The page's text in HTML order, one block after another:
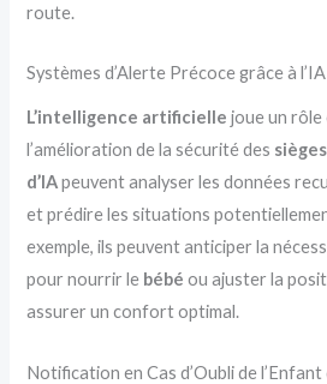
route.
Systèmes d’Alerte Précoce grâce à l’IA
L’intelligence artificiellejoue un rôle
l’amélioration de la sécurité des
d’IApeuvent analyser les données
et prédire les situations
exemple, ils peuvent anticiper la
pour nourrir le bébéou ajuster la
assurer un confort optimal.
Notification en Cas d’Oubli de